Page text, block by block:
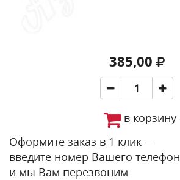
385,00
в корзину
Оформите заказ в 1 клик —
введите номер Вашего
и мы Вам перезвоним